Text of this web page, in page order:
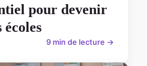
pour devenir
écoles
9 min de lecture →